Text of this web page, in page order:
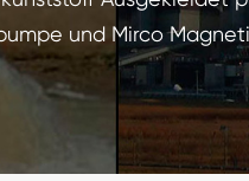
und Mirco